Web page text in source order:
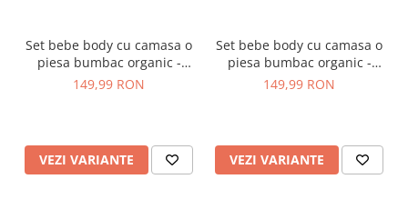
Set bebe body cu camasa o
piesa bumbac organic -
Name It Rohan Sapphire
149,99 RON
VEZI VARIANTE
Set bebe body cu camasa o
piesa bumbac organic -
Name It Rohan Blue
149,99 RON
VEZI VARIANTE